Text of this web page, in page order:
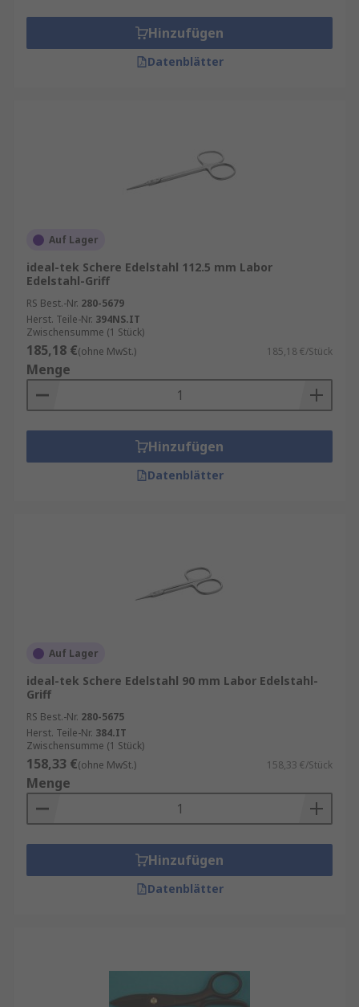
Hinzufügen
Datenblätter
Auf Lager
ideal-tek Schere Edelstahl 112.5 mm Labor
Edelstahl-Griff
RS Best.-Nr. 280-5679
Herst. Teile-Nr. 394NS.IT
Zwischensumme (1 Stück)
185,18 €(ohne MwSt.) 185,18 €/Stück
Menge
Hinzufügen
Datenblätter
Auf Lager
ideal-tek Schere Edelstahl 90 mm Labor Edelstahl-
Griff
RS Best.-Nr. 280-5675
Herst. Teile-Nr. 384.IT
Zwischensumme (1 Stück)
158,33 €(ohne MwSt.) 158,33 €/Stück
Menge
Hinzufügen
Datenblätter